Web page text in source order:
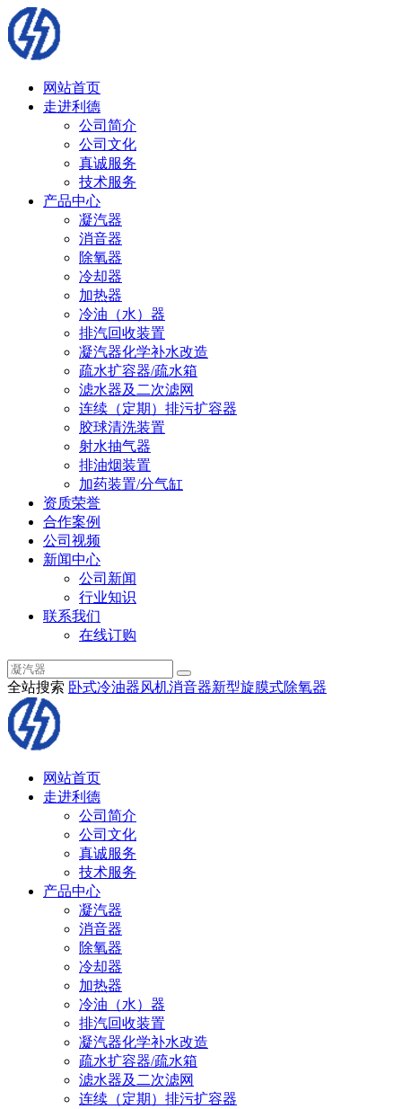
网站首页
走进利德
公司简介
公司文化
真诚服务
技术服务
产品中心
凝汽器
消音器
除氧器
冷却器
加热器
冷油（水）器
排汽回收装置
凝汽器化学补水改造
疏水扩容器/疏水箱
滤水器及二次滤网
连续（定期）排污扩容器
胶球清洗装置
射水抽气器
排油烟装置
加药装置/分气缸
资质荣誉
合作案例
公司视频
新闻中心
公司新闻
行业知识
联系我们
在线订购
全站搜索 卧式冷油器风机消音器新型旋膜式除氧器
网站首页
走进利德
公司简介
公司文化
真诚服务
技术服务
产品中心
凝汽器
消音器
除氧器
冷却器
加热器
冷油（水）器
排汽回收装置
凝汽器化学补水改造
疏水扩容器/疏水箱
滤水器及二次滤网
连续（定期）排污扩容器